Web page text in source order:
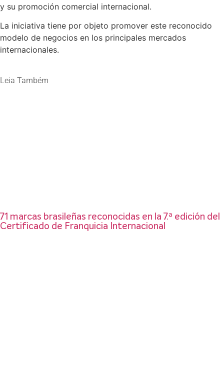
y su promoción comercial internacional.
La iniciativa tiene por objeto promover este reconocido
modelo de negocios en los principales mercados
internacionales.
Leia Também
71 marcas brasileñas reconocidas en la 7.ª edición del
Certificado de Franquicia Internacional